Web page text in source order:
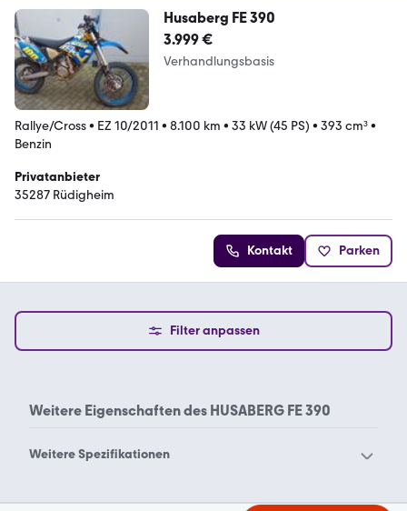
Husaberg FE 390
3.999 €
Verhandlungsbasis
Rallye/Cross• EZ 10/2011 • 8.100 km • 33 kW (45 PS) • 393 cm³•
Benzin
Privatanbieter
35287 Rüdigheim
Kontakt Parken
Filter anpassen
Weitere Eigenschaften des HUSABERG FE 390
Weitere Spezifikationen